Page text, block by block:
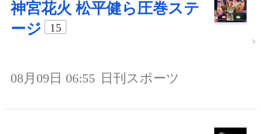
神宮花火 松平健ら圧巻ステ
ージ
15
08月09日 06:55 日刊スポーツ